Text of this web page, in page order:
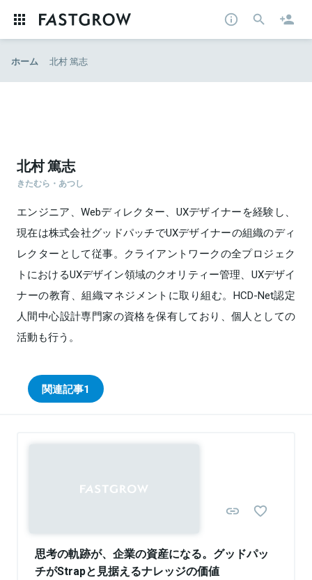
ホーム 北村 篤志
北村 篤志
きたむら・あつし
エンジニア、Webディレクター、UXデザイナーを経験し、
現在は株式会社グッドパッチでUXデザイナーの組織のディ
レクターとして従事。クライアントワークの全プロジェク
トにおけるUXデザイン領域のクオリティー管理、UXデザイ
ナーの教育、組織マネジメントに取り組む。HCD-Net認定
人間中心設計専門家の資格を保有しており、個人としての
活動も行う。
関連記事1
思考の軌跡が、企業の資産になる。グッドパッ
チがStrapと見据えるナレッジの価値